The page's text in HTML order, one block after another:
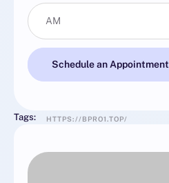
Schedule an Appointment
Tags: HTTPS://BPRO1.TOP/